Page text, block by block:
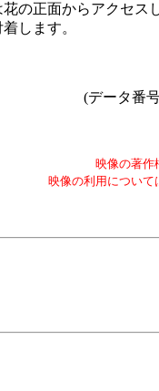
の正面からアクセス
します。
(データ番
映像の著作
映像の利用について